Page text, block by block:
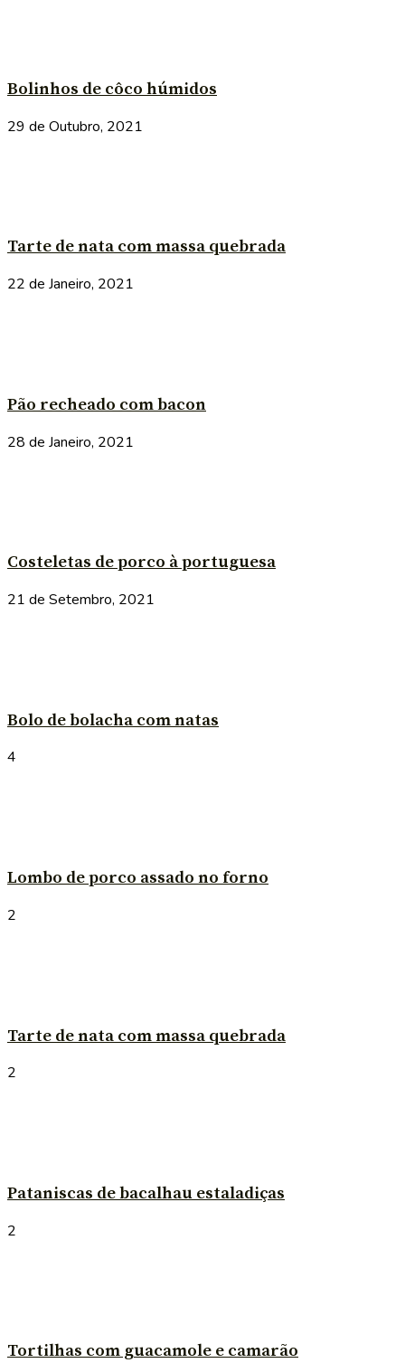
Bolinhos de côco húmidos
29 de Outubro, 2021
Tarte de nata com massa quebrada
22 de Janeiro, 2021
Pão recheado com bacon
28 de Janeiro, 2021
Costeletas de porco à portuguesa
21 de Setembro, 2021
Bolo de bolacha com natas
4
Lombo de porco assado no forno
2
Tarte de nata com massa quebrada
2
Pataniscas de bacalhau estaladiças
2
Tortilhas com guacamole e camarão